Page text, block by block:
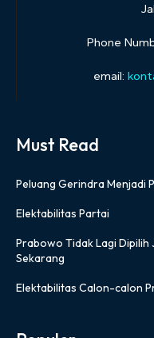
Phone
email:
Must Read
Peluang Gerindra Menjadi
Elektabilitas Partai
Prabowo Tidak Lagi Dipilih
Sekarang
Elektabilitas Calon-calon